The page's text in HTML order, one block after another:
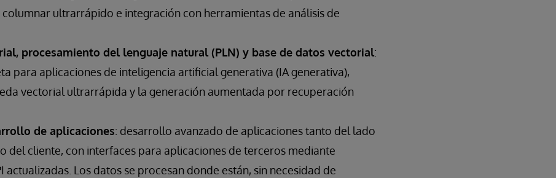
ultrarrápido e integración con herramientas de análisis de
procesamiento del lenguaje natural (PLN) y base de datos vectorial:
para aplicaciones de inteligencia artificial generativa (IA generativa),
vectorial ultrarrápida y la generación aumentada por recuperación
de aplicaciones: desarrollo avanzado de aplicaciones tanto del lado
del cliente, con interfaces para aplicaciones de terceros mediante
actualizadas. Los datos se procesan donde están, sin necesidad de